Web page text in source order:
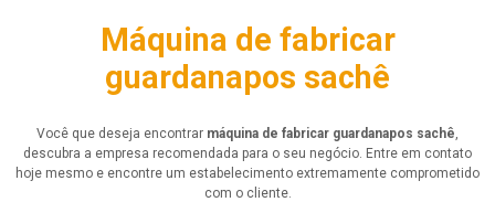
Máquina de fabricar
guardanapos sachê
Você que deseja encontrar máquina de fabricar guardanapos sachê,
descubra a empresa recomendada para o seu negócio. Entre em contato
hoje mesmo e encontre um estabelecimento extremamente comprometido
com o cliente.